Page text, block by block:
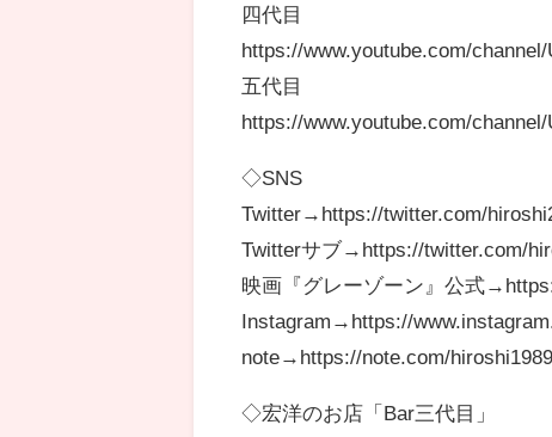
四代目
https://www.youtube.com/
五代目
https://www.youtube.com/
◇SNS
Twitter→https://twitter.com/
Twitterサブ→https://twitter.com/
映画『グレーゾーン』公式
Instagram→https://
note→https://note.com/
◇宏洋のお店「Bar三代目」